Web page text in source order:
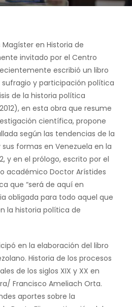
en Historia de
invitado por el Centro
escribió un libro
sufragio y participación política
de la historia política
, en esta obra que resume
científica, propone
según las tendencias de la
formas en Venezuela en la
y en el prólogo, escrito por el
académico Doctor Arístides
que “será de aquí en
obligada para todo aquel que
la historia política de
en la elaboración del libro
Historia de los procesos
de los siglos XIX y XX en
Francisco Ameliach Orta.
aportes sobre la